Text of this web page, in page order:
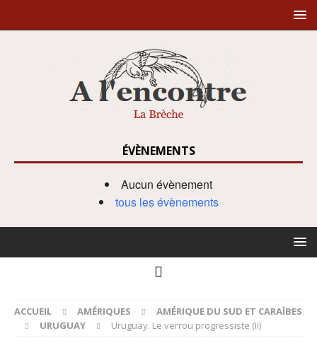
ÉVÈNEMENTS
Aucun évènement
tous les évènements
ACCUEIL AMÉRIQUES
AMÉRIQUE DU SUD ET CARAÏBES
URUGUAY
Uruguay. Le verrou progressiste (II)